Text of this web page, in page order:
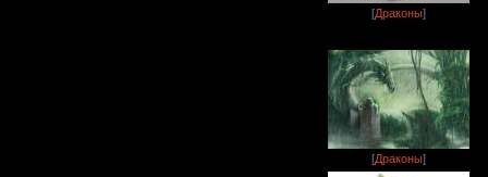
[Драконы]
[Драконы]